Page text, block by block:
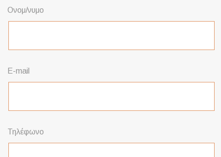
Ονομ/νυμο
E-mail
Τηλέφωνο